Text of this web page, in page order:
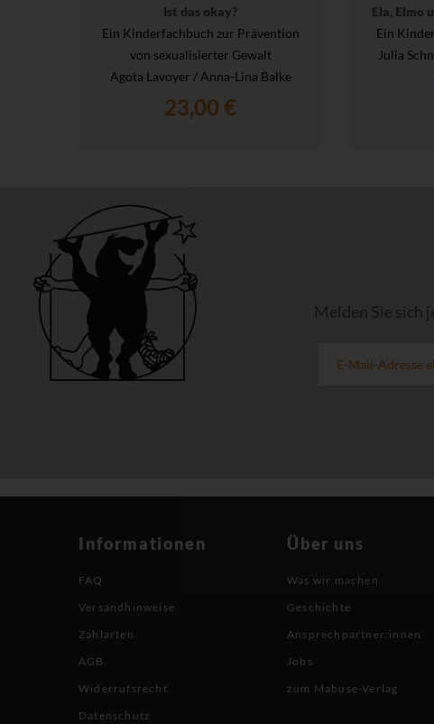
Ist das okay?
Ein Kinderfachbuch zur Prävention
von sexualisierter Gewalt
Agota Lavoyer / Anna-Lina Balke
23,00 €
Ela, Elmo
Ein
Julia
Melden Sie sich
Informationen
FAQ
Versandhinweise
Zahlarten
AGB
Widerrufsrecht
Datenschutz
Über uns
Was wir machen
Geschichte
Ansprechpartner:innen
Jobs
zum Mabuse-Verlag